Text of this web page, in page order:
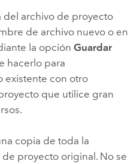
del archivo de proyecto
de archivo nuevo o en
la opción Guardar
hacerlo para
existente con otro
que utilice gran
copia de toda la
proyecto original. No se